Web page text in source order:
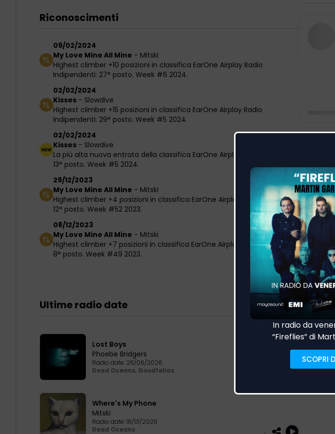
Riconoscimenti
09/02/2024
My Love Mine All Mine - Mitski
Highest climber +10 posizioni in classifica EarOne Airplay Radio
Indipendenti: 27° posto. Week #6 2024.
02/02/2024
Kisses - Slowdive
Highest climber +15 posizioni in classifica EarOne Airplay Radio
Indipendenti: 29° posto. Week #5 2024.
02/02/2024
Kisses - Slowdive
La più alta nuova entrata della classifica EarOne Airplay TV Indipendenti:
13° posto. Week #5 2024.
29/12/2023
My Love Mine All Mine - Mitski
Highest climber +4 posizioni in classifica EarOne Airplay TV Indipendenti:
12° posto. Week #52 2023.
08/12/2023
My Love Mine All Mine - Mitski
Highest climber +7 posizioni in classifica EarOne Airplay TV Indipendenti:
8° posto. Week #49 2023.
Visualizza altro
Ultime radio date
Lost Boys
Phoebe Bridgers
Radio date: 26/06/2026
Dead Oceans, Goodfellas
Where's My Phone
Mitski
Radio date:16/01/2026
Dead Oceans